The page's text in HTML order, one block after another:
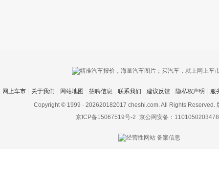
上传图片最多
网上车市 关于我们 网站地图 招聘信息 联系我们 建议反馈 隐私权声明
服
Copyright © 1999 - 202620182017 cheshi.com. All Rights Reserved.
京ICP备15067519号-2 京公网安备：